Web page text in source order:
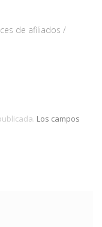
de afiliados /
Los campos